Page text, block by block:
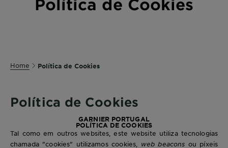
Política de Cookies
Home Política de Cookies
Política de Cookies
GARNIER PORTUGAL
POLÍTICA DE COOKIES
Tal como em outros websites, este website utiliza tecnologias
chamada "cookies" utilizamos cookies, web beacons ou píxeis